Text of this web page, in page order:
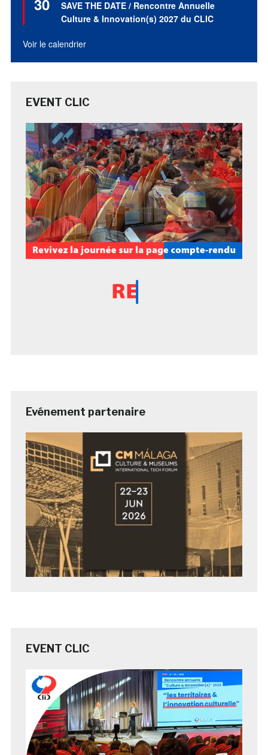
avant
SAVE THE DATE / Rencontre Annuelle
Culture & Innovation(s) 2027 du CLIC
Voir le calendrier
EVENT CLIC
Evénement partenaire
EVENT CLIC